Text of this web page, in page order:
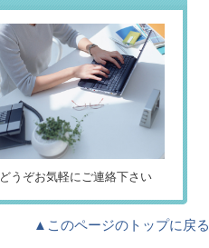
どうぞお気軽にご連絡下さい
▲このページのトップに戻る